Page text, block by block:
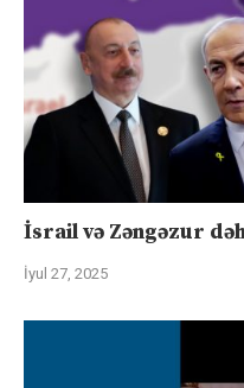
İsrail və Zəngəzur
İyul 27, 2025